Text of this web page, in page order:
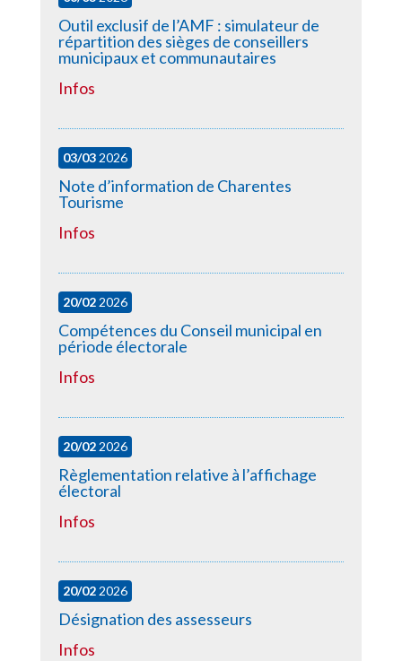
Outil exclusif de l’AMF : simulateur de
répartition des sièges de conseillers
municipaux et communautaires
Infos
03/032026
Note d’information de Charentes
Tourisme
Infos
20/022026
Compétences du Conseil municipal en
période électorale
Infos
20/022026
Règlementation relative à l’affichage
électoral
Infos
20/022026
Désignation des assesseurs
Infos